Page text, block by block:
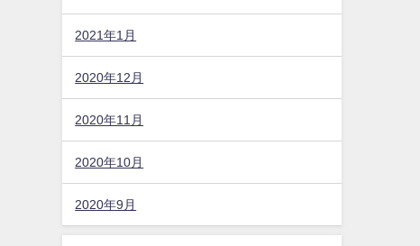
2021年1月
2020年12月
2020年11月
2020年10月
2020年9月